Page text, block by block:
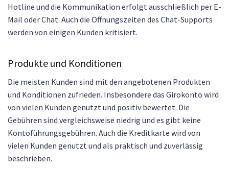
Hotline und die Kommunikation erfolgt ausschließlich per E-
Mail oder Chat. Auch die Öffnungszeiten des Chat-Supports
werden von einigen Kunden kritisiert.
Produkte und Konditionen
Die meisten Kunden sind mit den angebotenen Produkten
und Konditionen zufrieden. Insbesondere das Girokonto wird
von vielen Kunden genutzt und positiv bewertet. Die
Gebühren sind vergleichsweise niedrig und es gibt keine
Kontoführungsgebühren. Auch die Kreditkarte wird von
vielen Kunden genutzt und als praktisch und zuverlässig
beschrieben.